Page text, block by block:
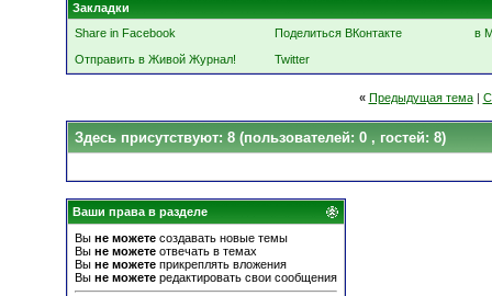
Закладки
Share in Facebook
Поделиться ВКонтакте
в
Отправить в Живой Журнал!
Twitter
« Предыдущая тема|
Здесь присутствуют: 8 (пользователей: 0 , гостей: 8)
Ваши права в разделе
Вы не можете создавать новые темы
Вы не можете отвечать в темах
Вы не можете прикреплять вложения
Вы не можете редактировать свои сообщения